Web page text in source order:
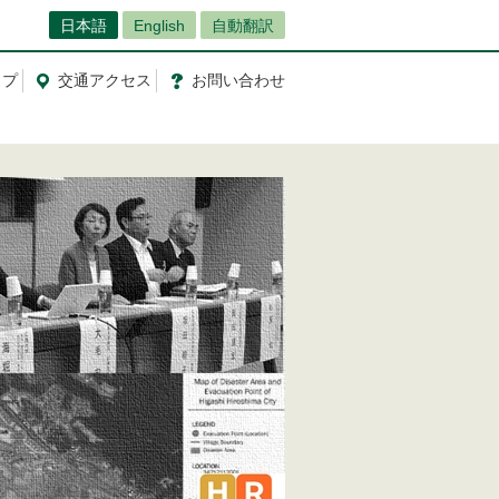
日本語 English 自動翻訳
交通アクセス お問い合わせ